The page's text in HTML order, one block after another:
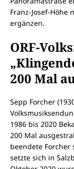
Franz-Josef-Höhe
ergänzen.
ORF-
200 Mal
Sepp Forcher
1986 bis 2020
200 Mal
beendete Forcher
setzte sich in